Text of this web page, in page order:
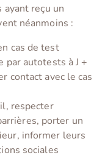
reçu un
néanmoins :
cas de test
par autotests à J +
contact avec le cas
respecter
porter un
informer leurs
sociales